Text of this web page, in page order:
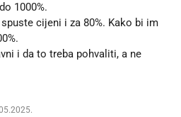
1000%.
cijeni i za 80%. Kako bi im
i da to treba pohvaliti, a ne